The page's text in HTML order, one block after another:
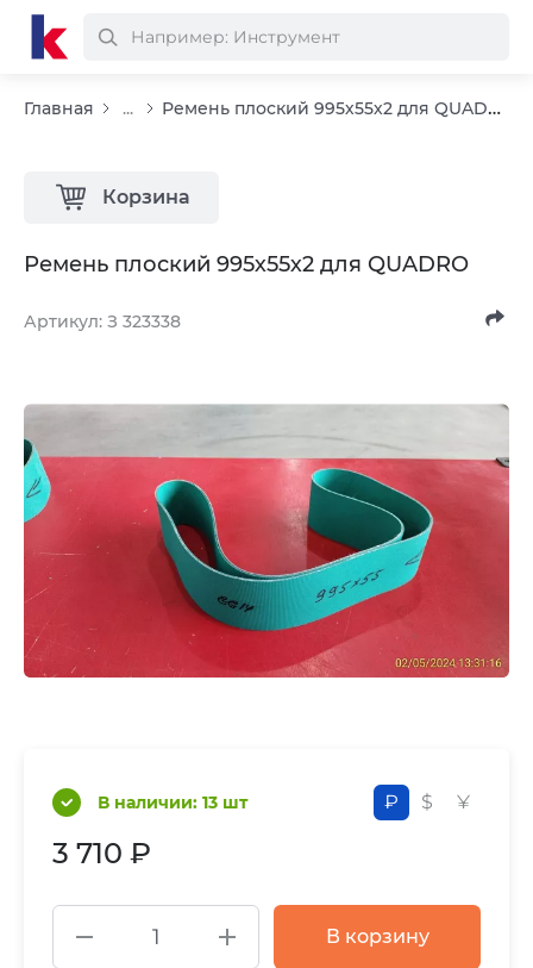
Главная ... Ремень плоский 995х55х2 для QUADRO
Корзина
Ремень плоский 995х55х2 для QUADRO
Артикул: З 323338
В наличии: 13 шт ₽ $ ¥
3 710 ₽
В корзину